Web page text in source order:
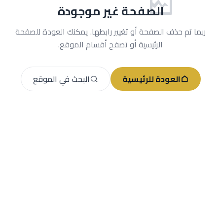
الصفحة غير موجودة
ربما تم حذف الصفحة أو تغيير رابطها. يمكنك العودة للصفحة
الرئيسية أو تصفح أقسام الموقع.
العودة للرئيسية البحث في الموقع